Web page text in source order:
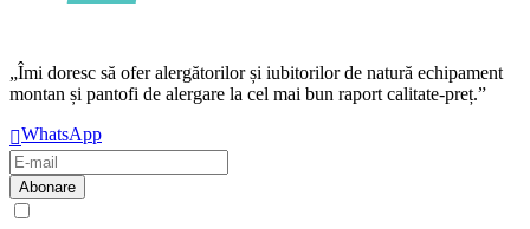
„Îmi doresc să ofer alergătorilor și iubitorilor de natură echipament
montan și pantofi de alergare la cel mai bun raport calitate-preț.”
WhatsApp